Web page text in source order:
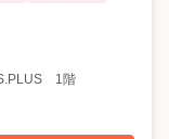
1階